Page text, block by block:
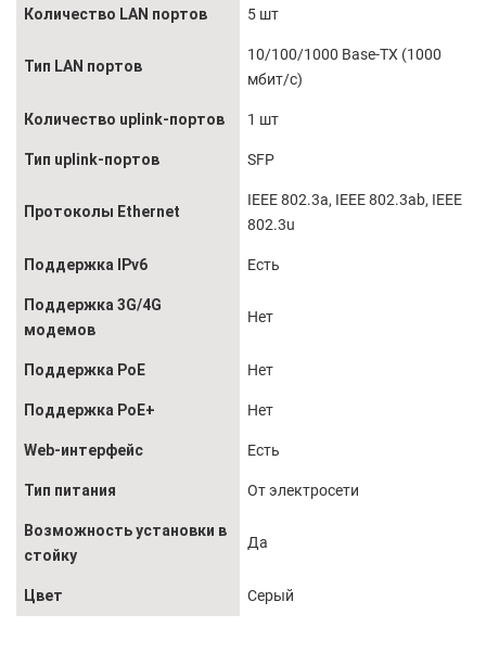
Количество LAN портов 5 шт
Тип LAN портов
10/100/1000 Base-TX (1000
мбит/с)
Количество uplink-портов 1 шт
Тип uplink-портов SFP
Протоколы Ethernet
IEEE 802.3a, IEEE 802.3ab, IEEE
802.3u
Поддержка IPv6 Есть
Поддержка 3G/4G
модемов
Нет
Поддержка PoE Нет
Поддержка PoE+ Нет
Web-интерфейс Есть
Тип питания От электросети
Возможность установки в
стойку
Да
Цвет Серый